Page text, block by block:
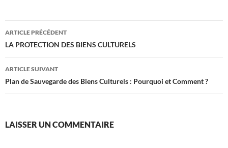
Navigation
des
articles
ARTICLE PRÉCÉDENT
LA PROTECTION DES BIENS CULTURELS
ARTICLE SUIVANT
Plan de Sauvegarde des Biens Culturels : Pourquoi et Comment ?
LAISSER UN COMMENTAIRE